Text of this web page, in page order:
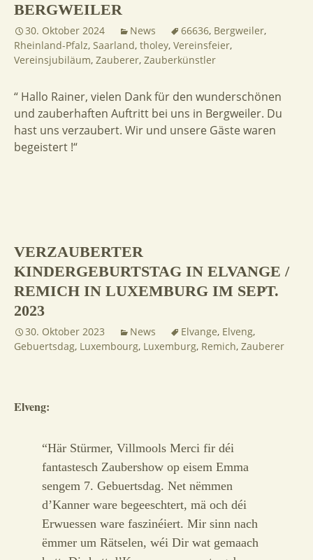
BERGWEILER
30. Oktober 2024 News 66636, Bergweiler,
Rheinland-Pfalz, Saarland, tholey, Vereinsfeier,
Vereinsjubiläum, Zauberer, Zauberkünstler
“ Hallo Rainer, vielen Dank für den wunderschönen
und zauberhaften Auftritt bei uns in Bergweiler. Du
hast uns verzaubert. Wir und unsere Gäste waren
begeistert !“
VERZAUBERTER
KINDERGEBURTSTAG IN ELVANGE /
REMICH IN LUXEMBURG IM SEPT.
2023
30. Oktober 2023 News Elvange, Elveng,
Gebuertsdag, Luxembourg, Luxemburg, Remich, Zauberer
Elveng:
“Här Stürmer, Villmools Merci fir déi
fantastesch Zaubershow op eisem Emma
sengem 7. Gebuertsdag. Net nëmmen
d’Kanner ware begeeschtert, mä och déi
Erwuessen ware faszinéiert. Mir sinn nach
ëmmer um Rätselen, wéi Dir wat gemaach